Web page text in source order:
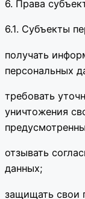
6. Права
6.1. Субъекты
получать
персональных
требовать
уничтожения
отзывать
данных;
защищать свои